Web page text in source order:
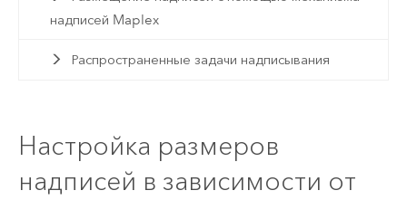
надписей Maplex
Распространенные задачи надписывания
Настройка размеров
надписей в зависимости от